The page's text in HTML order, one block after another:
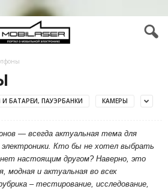
БАТАРЕИ, ПАУЭРБАНКИ КАМЕРЫ
— всегда актуальная тема для
электроники. Кто бы не хотел выбрать
настоящим другом? Наверно, это
модная и актуальная во всех
– тестирование, исследование,